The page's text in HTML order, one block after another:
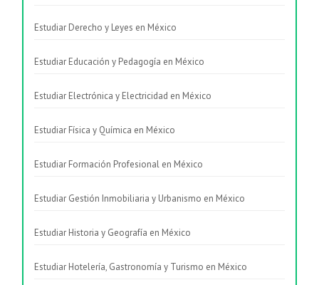
Estudiar Derecho y Leyes en México
Estudiar Educación y Pedagogía en México
Estudiar Electrónica y Electricidad en México
Estudiar Física y Química en México
Estudiar Formación Profesional en México
Estudiar Gestión Inmobiliaria y Urbanismo en México
Estudiar Historia y Geografía en México
Estudiar Hotelería, Gastronomía y Turismo en México